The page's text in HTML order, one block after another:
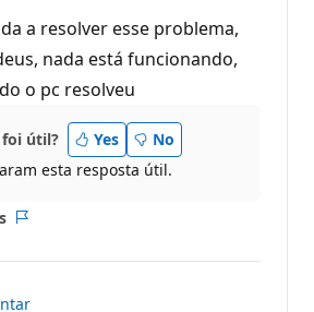
a resolver esse problema,
nada está funcionando,
o pc resolveu
foi útil? Yes
No
esta resposta útil.